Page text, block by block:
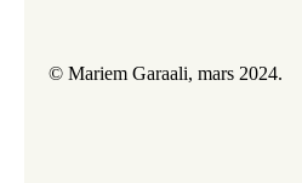
© Mariem Garaali, mars 2024.